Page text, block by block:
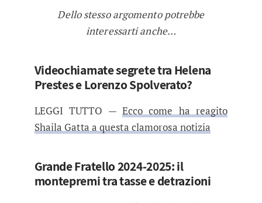
Dello stesso argomento potrebbe
interessarti anche…
Videochiamate segrete tra Helena
Prestes e Lorenzo Spolverato?
LEGGI TUTTO — Ecco come ha reagito
Shaila Gatta a questa clamorosa notizia
Grande Fratello 2024-2025: il
montepremi tra tasse e detrazioni